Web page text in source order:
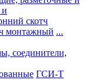
скотч
монтажный ...
соединители,
ГСИ-Т